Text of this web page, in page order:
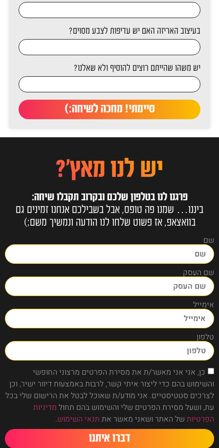
בעיצוב האריזה האם יש עדיפות לצבע מסוים?
יש משהו שהייתם רוצים להוסיף ולא שאלנו?
סיימתי! מחכה לשיחה:)
יש לנו מאץ'?
פרגנו לנו בטלפון שלכם ובקרוב תקבלו שיחה:
ביננו… שמנו פה טופס, אבל בשבילכם אנחנו זמינים גם
בוואצאפ, אז פשוט שלחו לנו הודעה ונמשיך משם;)
שם
שם העסק
אימייל
טלפון
כן, אני אני מאשר/ת את מסירת הפרטים מרצוני החופשי
והשימוש בהם כדי ליצור איתי קשר, לרבות באמצעות דיוור ישיר, וכן
לצרכים סטטיסטיים. אני מודע/ת שאוכל לבטל את הרישום שלי בכל
עת, ושעל מסירת הפרטים שלי והשימוש בהם תחול מדיניות
הפרטיות של האתר ושאני מאשר את תנאי השימוש.
דברו איתנו